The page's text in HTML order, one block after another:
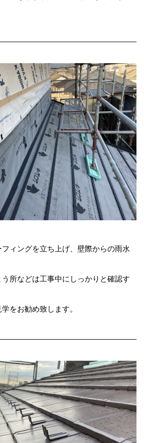
ィングを立ち上げ、壁際からの雨水
所などは工事中にしっかりと確認す
をお勧め致します。